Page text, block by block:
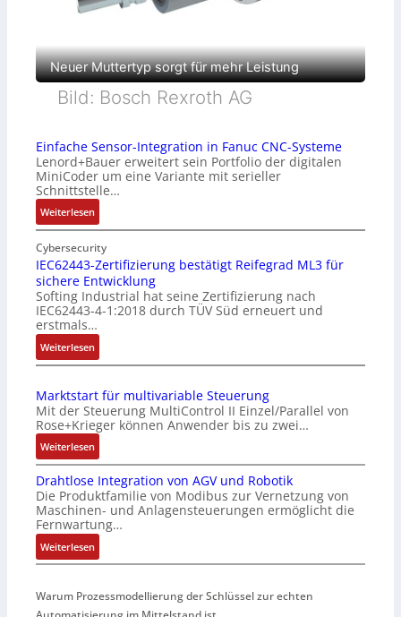
Neuer Muttertyp sorgt für mehr Leistung
Bild: Bosch Rexroth AG
Einfache Sensor-Integration in Fanuc CNC-Systeme
Lenord+Bauer erweitert sein Portfolio der digitalen
MiniCoder um eine Variante mit serieller
Schnittstelle…
Weiterlesen:
E
i
n
f
a
c
h
e
S
n
s
o
r
-
n
t
e
g
r
t
Cybersecurity
IEC62443-Zertifizierung bestätigt Reifegrad ML3 für
sichere Entwicklung
Softing Industrial hat seine Zertifizierung nach
IEC62443-4-1:2018 durch TÜV Süd erneuert und
erstmals…
Weiterlesen:
I
C
6
2
4
4
-
Z
e
r
t
f
Marktstart für multivariable Steuerung
Mit der Steuerung MultiControl II Einzel/Parallel von
Rose+Krieger können Anwender bis zu zwei…
Weiterlesen:
M
a
r
k
t
s
t
r
Drahtlose Integration von AGV und Robotik
Die Produktfamilie von Modibus zur Vernetzung von
Maschinen- und Anlagensteuerungen ermöglicht die
Fernwartung…
Weiterlesen:
D
a
h
Warum Prozessmodellierung der Schlüssel zur echten